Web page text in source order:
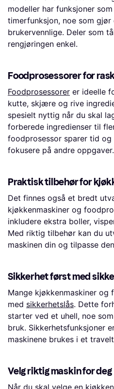
modeller har funksjoner
timerfunksjon, noe som
brukervennlige. Deler som
rengjøringen enkel.
Foodprosessorer for
Foodprosessorer er ideelle
kutte, skjære og rive
spesielt nyttig når du skal
forberede ingredienser til
foodprosessor sparer tid
fokusere på andre oppgaver.
Praktisk tilbehør for
Det finnes også et bredt
kjøkkenmaskiner og
inkludere ekstra boller,
Med riktig tilbehør kan du
maskinen din og tilpasse
Sikkerhet først med
Mange kjøkkenmaskiner
med sikkerhetslås. Dette
starter ved et uhell, noe
bruk. Sikkerhetsfunksjoner
maskinene brukes i et
Velg riktig maskin for deg